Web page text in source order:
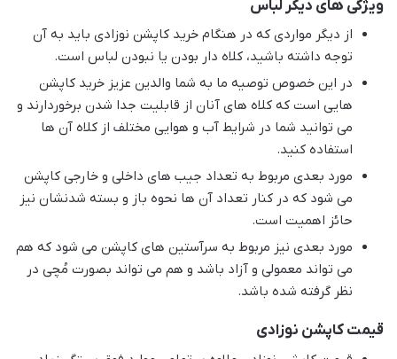
ویژگی های دیگر لباس
از دیگر مواردی که در هنگام خرید کاپشن نوزادی باید به آن
توجه داشته باشید، کلاه دار بودن یا نبودن لباس است.
در این خصوص توصیه ما به شما والدین عزیز خرید کاپشن
هایی است که کلاه های آنان از قابلیت جدا شدن برخوردارند و
می توانید شما در شرایط آب و هوایی مختلف از کلاه آن ها
استفاده کنید.
مورد بعدی مربوط به تعداد جیب های داخلی و خارجی کاپشن
می شود که در کنار تعداد آن ها نحوه باز و بسته شدنشان نیز
حائز اهمیت است.
مورد بعدی نیز مربوط به سرآستین های کاپشن می شود که هم
می تواند معمولی و آزاد باشد و هم می تواند بصورت مُچی در
نظر گرفته شده باشد.
قیمت کاپشن نوزادی